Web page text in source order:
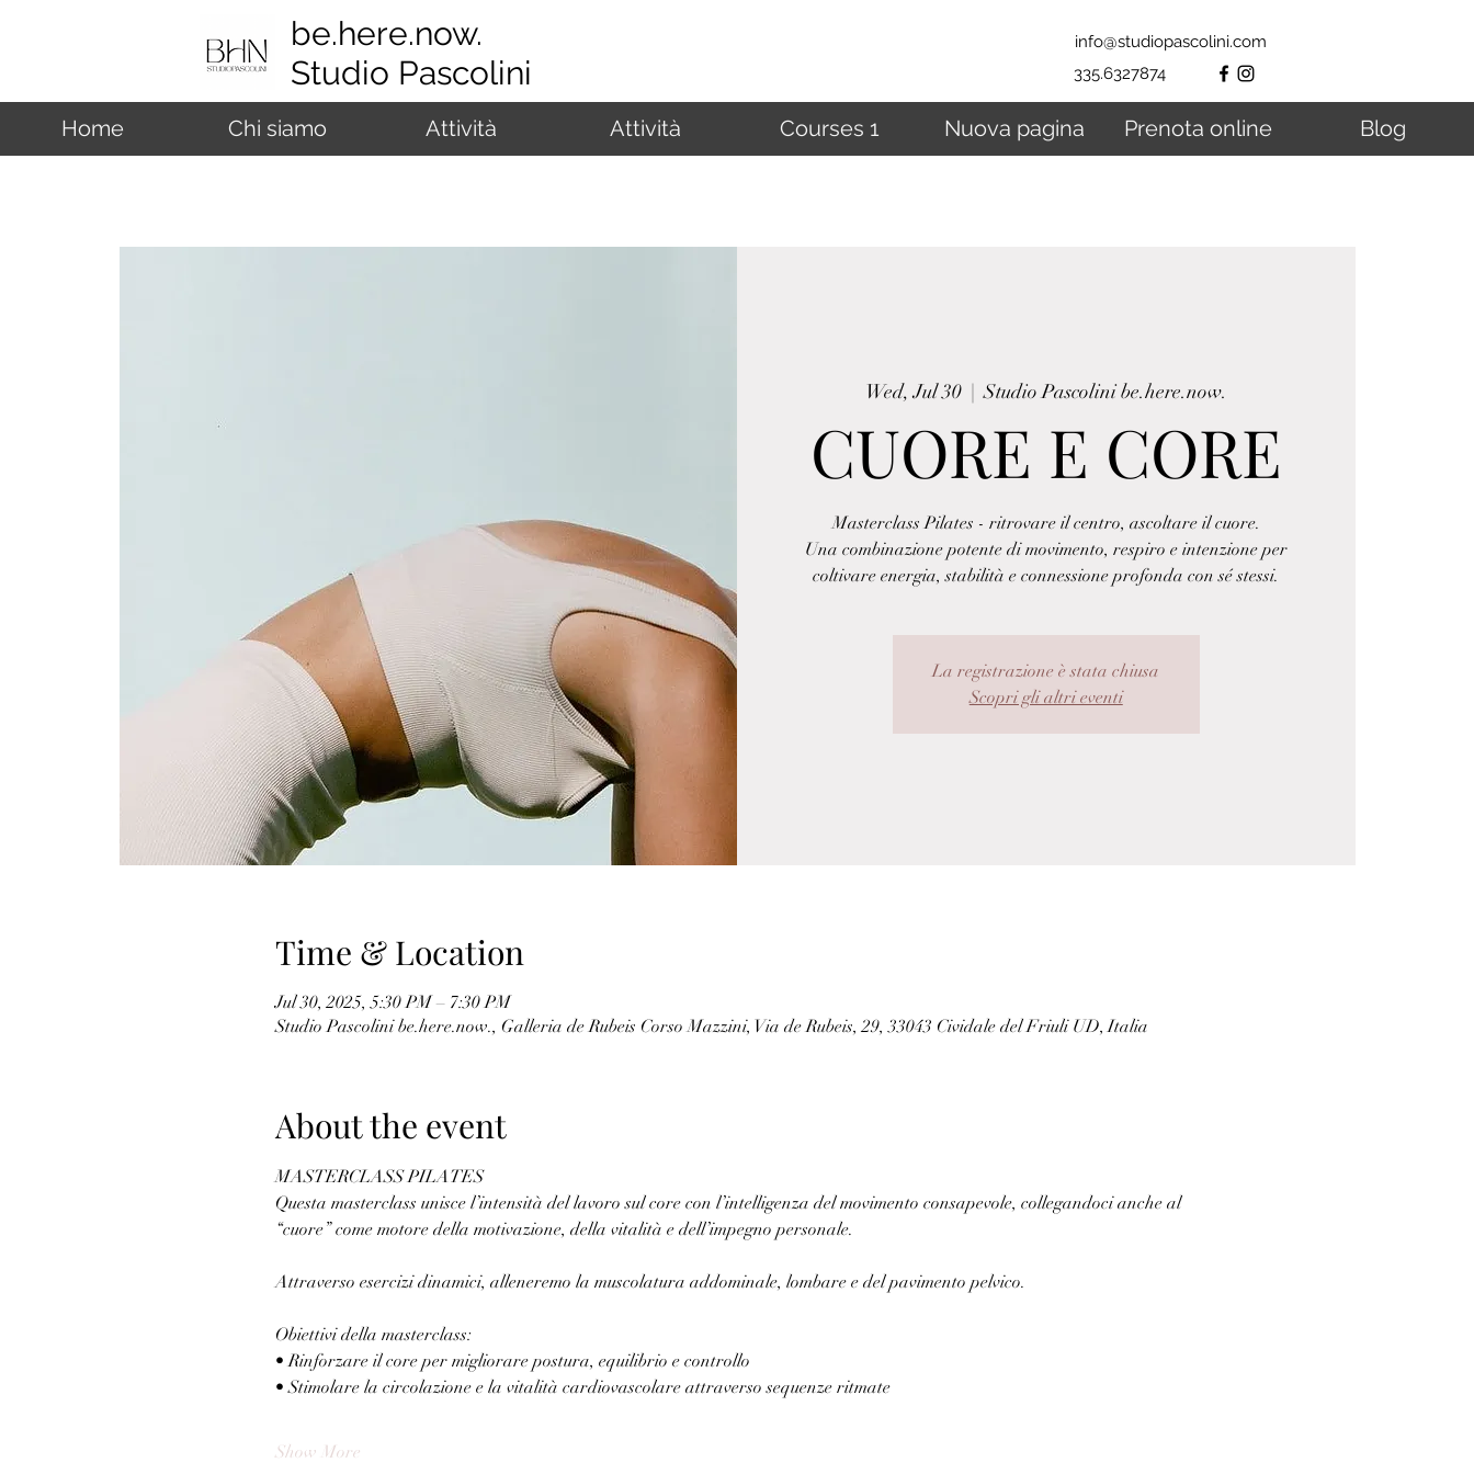
be.here.now.
Studio Pascolini
info@studiopascolini.com
335.6327874
Home Chi siamo Attività Attività Courses 1 Nuova pagina Prenota online Blog
Wed, Jul 30
  |
Studio Pascolini be.here.now.
CUORE E CORE
Masterclass Pilates - ritrovare il centro, ascoltare il cuore.
Una combinazione potente di movimento, respiro e intenzione per
coltivare energia, stabilità e connessione profonda con sé stessi.
La registrazione è stata chiusa
Scopri gli altri eventi
Time & Location
Jul 30, 2025, 5:30 PM – 7:30 PM
Studio Pascolini be.here.now., Galleria de Rubeis Corso Mazzini, Via de Rubeis, 29, 33043 Cividale del Friuli UD, Italia
About the event
MASTERCLASS PILATES
Questa masterclass unisce l’intensità del lavoro sul core con l’intelligenza del movimento consapevole, collegandoci anche al
“cuore” come motore della motivazione, della vitalità e dell’impegno personale.
Attraverso esercizi dinamici, alleneremo la muscolatura addominale, lombare e del pavimento pelvico.
Obiettivi della masterclass:
• Rinforzare il core per migliorare postura, equilibrio e controllo
• Stimolare la circolazione e la vitalità cardiovascolare attraverso sequenze ritmate
Show More